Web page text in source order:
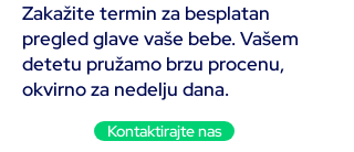
Zakažite termin za besplatan
pregled glave vaše bebe. Vašem
detetu pružamo brzu procenu,
okvirno za nedelju dana.​
Kontaktirajte nas